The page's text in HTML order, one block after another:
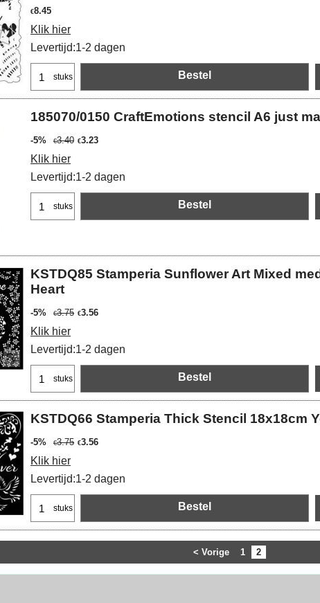
€8.45
Klik hier
Levertijd:1-2 dagen
stuks Bestel
185070/0150 CraftEmotions stencil A6 just
-5% €3.40 €3.23
Klik hier
Levertijd:1-2 dagen
stuks Bestel
KSTDQ85 Stamperia Sunflower Art Mixed
Heart
-5% €3.75 €3.56
Klik hier
Levertijd:1-2 dagen
stuks Bestel
KSTDQ66 Stamperia Thick Stencil 18x18cm
-5% €3.75 €3.56
Klik hier
Levertijd:1-2 dagen
stuks Bestel
< Vorige 1 2